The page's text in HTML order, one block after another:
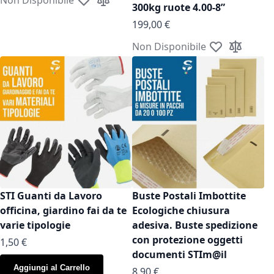
Aggiungi alla lista desideri
Aggiungi al confronto
300kg ruote 4.00-8”
199,00 €
Non Disponibile Aggiungi alla
Aggiungi
STI Guanti da Lavoro
officina, giardino fai da te
varie tipologie
As low as
1,50 €
Aggiungi al Carrello
Buste Postali Imbottite
Ecologiche chiusura
adesiva. Buste spedizione
con protezione oggetti
documenti STIm@il
As low as